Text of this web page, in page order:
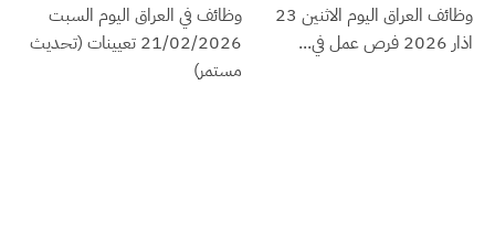
وظائف العراق اليوم الاثنين 23
اذار 2026 فرص عمل في...
وظائف في العراق اليوم السبت
21/02/2026 تعيينات (تحديث
مستمر)